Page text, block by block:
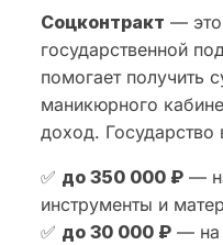
Соцконтракт —
государственной
помогает получить
маникюрного
доход. Государство
✅ до 350 000 ₽ —
инструменты и
✅ до 30 000 ₽ — на